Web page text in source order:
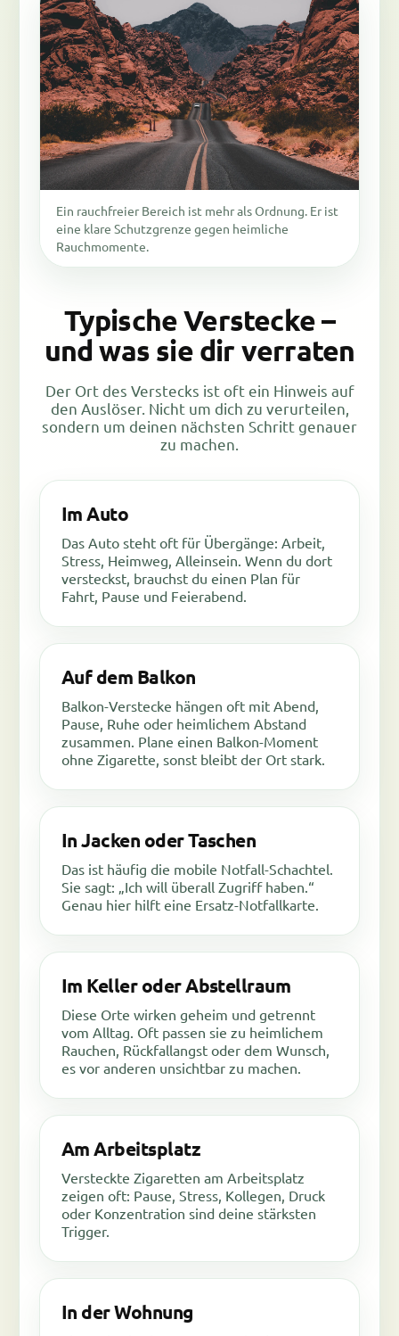
Ein rauchfreier Bereich ist mehr als Ordnung. Er ist
eine klare Schutzgrenze gegen heimliche
Rauchmomente.
Typische Verstecke –
und was sie dir verraten
Der Ort des Verstecks ist oft ein Hinweis auf
den Auslöser. Nicht um dich zu verurteilen,
sondern um deinen nächsten Schritt genauer
zu machen.
Im Auto
Das Auto steht oft für Übergänge: Arbeit,
Stress, Heimweg, Alleinsein. Wenn du dort
versteckst, brauchst du einen Plan für
Fahrt, Pause und Feierabend.
Auf dem Balkon
Balkon-Verstecke hängen oft mit Abend,
Pause, Ruhe oder heimlichem Abstand
zusammen. Plane einen Balkon-Moment
ohne Zigarette, sonst bleibt der Ort stark.
In Jacken oder Taschen
Das ist häufig die mobile Notfall-Schachtel.
Sie sagt: „Ich will überall Zugriff haben.“
Genau hier hilft eine Ersatz-Notfallkarte.
Im Keller oder Abstellraum
Diese Orte wirken geheim und getrennt
vom Alltag. Oft passen sie zu heimlichem
Rauchen, Rückfallangst oder dem Wunsch,
es vor anderen unsichtbar zu machen.
Am Arbeitsplatz
Versteckte Zigaretten am Arbeitsplatz
zeigen oft: Pause, Stress, Kollegen, Druck
oder Konzentration sind deine stärksten
Trigger.
In der Wohnung